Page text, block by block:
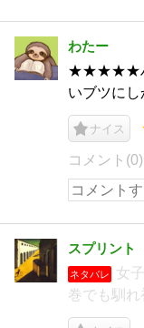
わたー
★★★★★ハ
いブツにし
ナイス
コメント(0)
スプリント
ネタバレ
女
巻でも馴れ